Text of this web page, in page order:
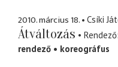
2010. március 18. Csíki
Átváltozás Rendező
rendező
koreográfus